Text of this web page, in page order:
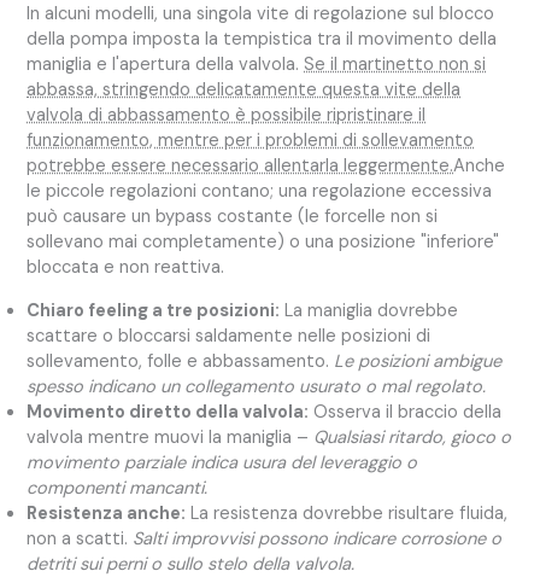
In alcuni modelli, una singola vite di regolazione sul blocco
della pompa imposta la tempistica tra il movimento della
maniglia e l'apertura della valvola.Se il martinetto non si
abbassa, stringendo delicatamente questa vite della
valvola di abbassamento è possibile ripristinare il
funzionamento, mentre per i problemi di sollevamento
potrebbe essere necessario allentarla leggermente.Anche
le piccole regolazioni contano; una regolazione eccessiva
può causare un bypass costante (le forcelle non si
sollevano mai completamente) o una posizione "inferiore"
bloccata e non reattiva.
Chiaro feeling a tre posizioni: La maniglia dovrebbe
scattare o bloccarsi saldamente nelle posizioni di
sollevamento, folle e abbassamento. Le posizioni ambigue
spesso indicano un collegamento usurato o mal regolato.
Movimento diretto della valvola: Osserva il braccio della
valvola mentre muovi la maniglia – Qualsiasi ritardo, gioco o
movimento parziale indica usura del leveraggio o
componenti mancanti.
Resistenza anche: La resistenza dovrebbe risultare fluida,
non a scatti. Salti improvvisi possono indicare corrosione o
detriti sui perni o sullo stelo della valvola.